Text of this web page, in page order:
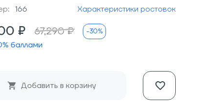
166 Характеристики ростовок
₽ 67,290 ₽ -30%
% баллами
Добавить в корзину